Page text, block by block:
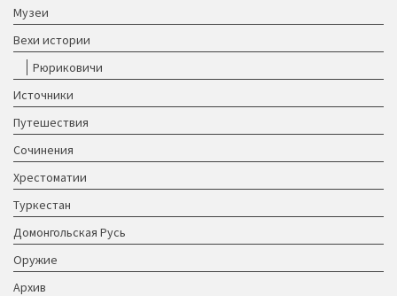
Музеи
Вехи истории
Рюриковичи
Источники
Путешествия
Сочинения
Хрестоматии
Туркестан
Домонгольская Русь
Оружие
Архив